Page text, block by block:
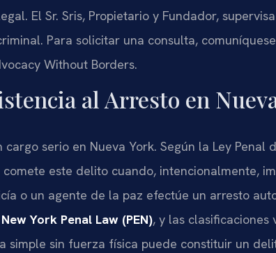
El Sr. Sris, Propietario y Fundador,
Para solicitar una consulta,
Without Borders.
al Arresto en
serio en Nueva York. Según la Ley Penal
comete este delito cuando, intencionalmente,
o un agente de la paz efectúe un arresto
New York Penal Law (PEN), y las clasificaciones
simple sin fuerza física puede constituir un